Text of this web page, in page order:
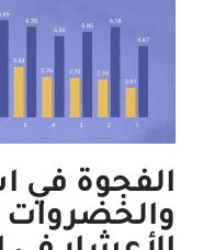
الفجوة في